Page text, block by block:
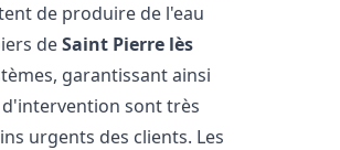
de produire de l'eau
deSaint Pierre lès
garantissant ainsi
sont très
urgents des clients. Les